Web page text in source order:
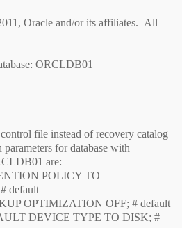
Oracle and/or its affiliates. All
ORCLDB01
file instead of recovery catalog
for database with
are:
POLICY TO
default
OPTIMIZATION OFF; # default
DEVICE TYPE TO DISK; #